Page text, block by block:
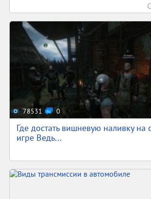
78531 0
Где достать вишневую наливку на
игре Ведь...